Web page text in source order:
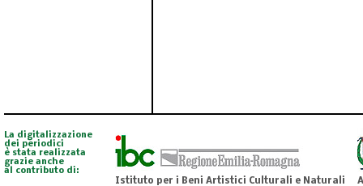
La digitalizzazione
dei periodici
è stata realizzata
grazie anche
al contributo di:
Istituto per i Beni Artistici Culturali e Naturali